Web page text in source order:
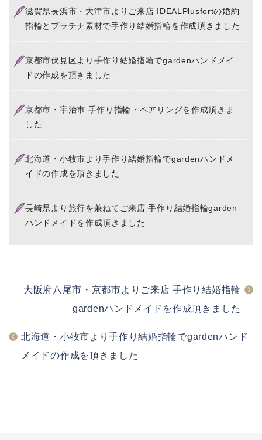
滋賀県長浜市・大津市よりご来店 IDEALPlusfortの婚約
指輪とプラチナ素材で手作り結婚指輪を作成頂きました
京都市伏見区より手作り結婚指輪でgardenハンドメイ
ドの作成を頂きました
京都市・宇治市 手作り指輪・ペアリングを作成頂きま
した
北海道・小牧市より手作り結婚指輪でgardenハンドメ
イドの作成を頂きました
長崎県より旅行を兼ねてご来店 手作り結婚指輪garden
ハンドメイドを作成頂きました
大阪府八尾市・京都市よりご来店 手作り結婚指輪
gardenハンドメイドを作成頂きました
北海道・小牧市より手作り結婚指輪でgardenハンド
メイドの作成を頂きました